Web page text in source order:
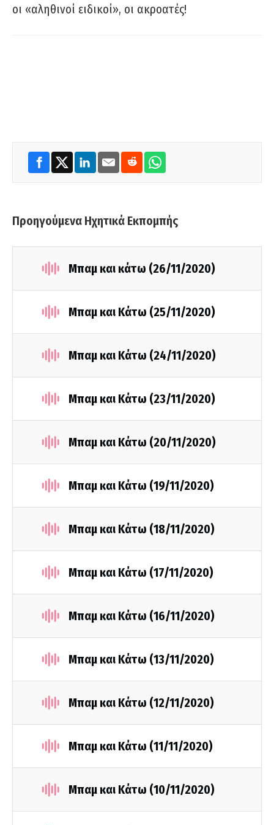
οι «αληθινοί ειδικοί», οι ακροατές!
Προηγούμενα Ηχητικά Εκπομπής
Μπαμ και κάτω (26/11/2020)
Μπαμ και Κάτω (25/11/2020)
Μπαμ και Κάτω (24/11/2020)
Μπαμ και Κάτω (23/11/2020)
Μπαμ και Κάτω (20/11/2020)
Μπαμ και Κάτω (19/11/2020)
Μπαμ και Κάτω (18/11/2020)
Μπαμ και Κάτω (17/11/2020)
Μπαμ και Κάτω (16/11/2020)
Μπαμ και Κάτω (13/11/2020)
Μπαμ και Κάτω (12/11/2020)
Μπαμ και Κάτω (11/11/2020)
Μπαμ και Κάτω (10/11/2020)